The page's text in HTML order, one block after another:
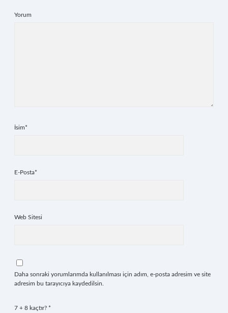
Yorum
İsim*
E-Posta*
Web Sitesi
Daha sonraki yorumlarımda kullanılması için adım, e-posta adresim ve site
adresim bu tarayıcıya kaydedilsin.
7 + 8 kaçtır? *